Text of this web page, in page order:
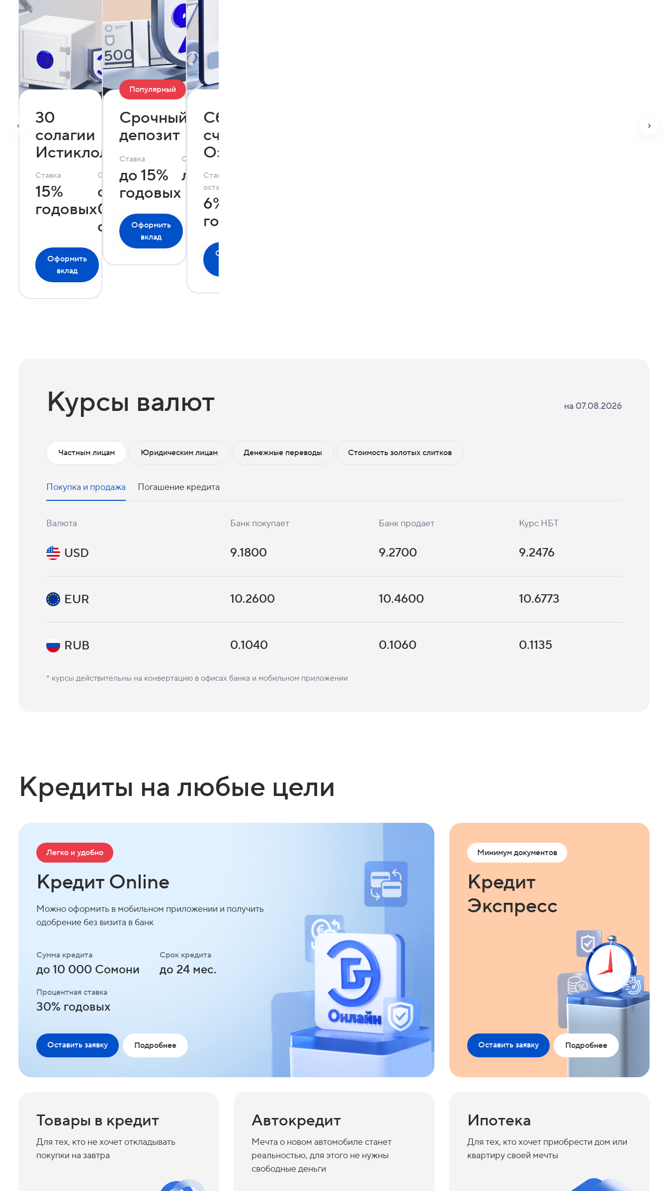
30
солагии
Истиклолият
Ставка
15%
годовых
Сумма
от 50
000
сомони
Оформить
вклад
Популярный
Срочный
депозит
Ставка
до 15%
годовых
Сумма
любая
Оформить
вклад
Подробнее
Сберегательный
счет
Озод
Ставка на
остаток
6%
годовых
Оформить
Курсы валют на 07.08.2026
Частным лицам Юридическим лицам Денежные переводы Стоимость золотых слитков
Покупка и продажа Погашение кредита
Валюта Банк покупает Банк продает Курс НБТ
USD 9.1800 9.2700 9.2476
EUR 10.2600 10.4600 10.6773
RUB 0.1040 0.1060 0.1135
* курсы действительны на конвертацию в офисах банка и мобильном приложении
Кредиты на любые цели
Легко и удобно
Кредит Online
Можно оформить в мобильном приложении и получить
одобрение без визита в банк
Сумма кредита
до 10 000 Сомони
Срок кредита
до 24 мес.
Процентная ставка
30% годовых
Оставить заявку Подробнее
Минимум документов
Кредит
Экспресс
Оставить заявку Подробнее
Товары в кредит
Для тех, кто не хочет откладывать
покупки на завтра
Автокредит
Мечта о новом автомобиле станет
реальностью, для этого не нужны
свободные деньги
Ипотека
Для тех, кто хочет приобрести дом или
квартиру своей мечты